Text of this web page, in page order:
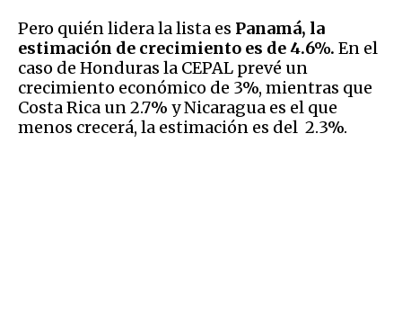
Pero quién lidera la lista es Panamá, la
estimación de crecimiento es de 4.6%. En el
caso de Honduras la CEPAL prevé un
crecimiento económico de 3%, mientras que
Costa Rica un 2.7% y Nicaragua es el que
menos crecerá, la estimación es del 2.3%.